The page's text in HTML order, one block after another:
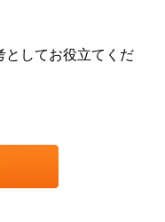
としてお役立てくだ